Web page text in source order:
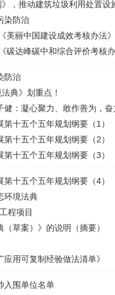
，推动建筑垃圾利用处置设
染防治
美丽中国建设成效考核办法》
碳达峰碳中和综合评价考核
防治
典》划重点！
：凝心聚力、敢作善为，奋
十五个五年规划纲要（1）
十五个五年规划纲要（2）
十五个五年规划纲要（3）
十五个五年规划纲要（4）
环境法典
程项目
草案）》的说明（摘要）
用可复制经验做法清单》
入围单位名单